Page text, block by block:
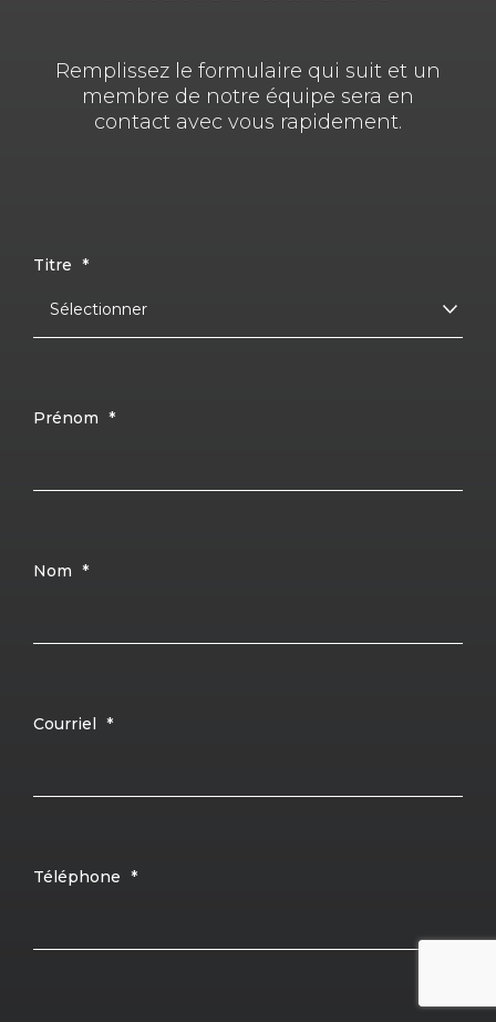
Remplissez le formulaire qui suit et un
membre de notre équipe sera en
contact avec vous rapidement.
Titre *
Prénom *
Nom *
Courriel *
Téléphone *